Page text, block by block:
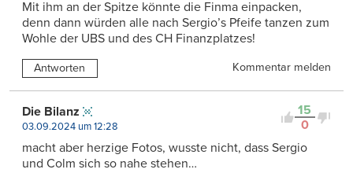
Mit ihm an der Spitze könnte die Finma einpacken,
denn dann würden alle nach Sergio’s Pfeife tanzen zum
Wohle der UBS und des CH Finanzplatzes!
Antworten Kommentar melden
15
0
Die Bilanz
03.09.2024 um 12:28
macht aber herzige Fotos, wusste nicht, dass Sergio
und Colm sich so nahe stehen…